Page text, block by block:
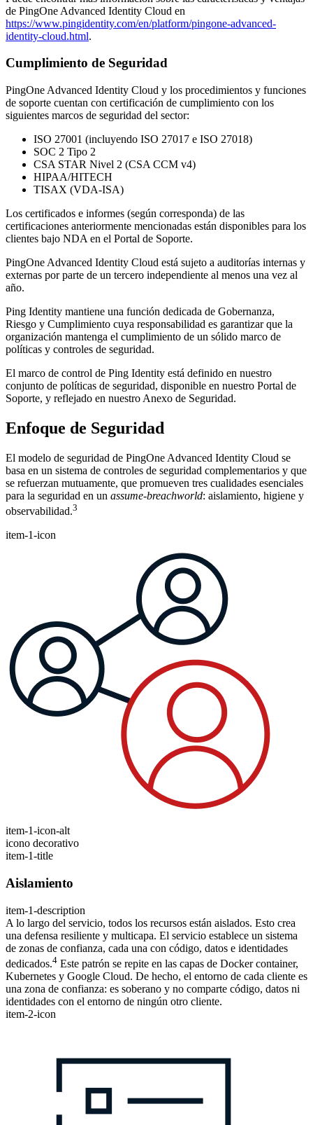
de PingOne Advanced Identity Cloud en
https://www.pingidentity.com/en/platform/pingone-advanced-
identity-cloud.html.
Cumplimiento de Seguridad
PingOne Advanced Identity Cloud y los procedimientos y funciones
de soporte cuentan con certificación de cumplimiento con los
siguientes marcos de seguridad del sector:
ISO 27001 (incluyendo ISO 27017 e ISO 27018)
SOC 2 Tipo 2
CSA STAR Nivel 2 (CSA CCM v4)
HIPAA/HITECH
TISAX (VDA-ISA)
Los certificados e informes (según corresponda) de las
certificaciones anteriormente mencionadas están disponibles para los
clientes bajo NDA en el Portal de Soporte.
PingOne Advanced Identity Cloud está sujeto a auditorías internas y
externas por parte de un tercero independiente al menos una vez al
año.
Ping Identity mantiene una función dedicada de Gobernanza,
Riesgo y Cumplimiento cuya responsabilidad es garantizar que la
organización mantenga el cumplimiento de un sólido marco de
políticas y controles de seguridad.
El marco de control de Ping Identity está definido en nuestro
conjunto de políticas de seguridad, disponible en nuestro Portal de
Soporte, y reflejado en nuestro Anexo de Seguridad.
Enfoque de Seguridad
El modelo de seguridad de PingOne Advanced Identity Cloud se
basa en un sistema de controles de seguridad complementarios y que
se refuerzan mutuamente, que promueven tres cualidades esenciales
para la seguridad en un assume-breachworld: aislamiento, higiene y
observabilidad.3
item-1-icon
item-1-icon-alt
icono decorativo
item-1-title
Aislamiento
item-1-description
A lo largo del servicio, todos los recursos están aislados. Esto crea
una defensa resiliente y multicapa. El servicio establece un sistema
de zonas de confianza, cada una con código, datos e identidades
dedicados.4 Este patrón se repite en las capas de Docker container,
Kubernetes y Google Cloud. De hecho, el entorno de cada cliente es
una zona de confianza: es soberano y no comparte código, datos ni
identidades con el entorno de ningún otro cliente.
item-2-icon